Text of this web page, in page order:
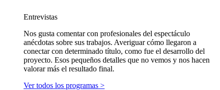
Entrevistas
Nos gusta comentar con profesionales del espectáculo
anécdotas sobre sus trabajos. Averiguar cómo llegaron a
conectar con determinado título, como fue el desarrollo del
proyecto. Esos pequeños detalles que no vemos y nos hacen
valorar más el resultado final.
Ver todos los programas >